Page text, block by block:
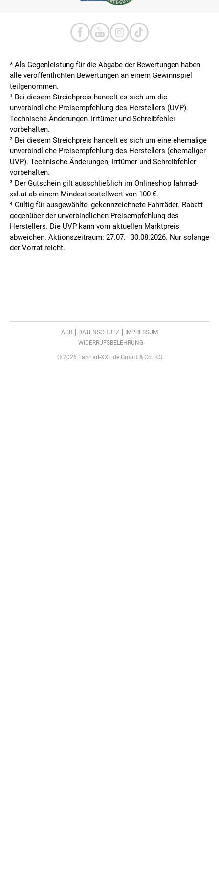
* Als Gegenleistung für die Abgabe der Bewertungen haben
alle veröffentlichten Bewertungen an einem Gewinnspiel
teilgenommen.
¹ Bei diesem Streichpreis handelt es sich um die
unverbindliche Preisempfehlung des Herstellers (UVP).
Technische Änderungen, Irrtümer und Schreibfehler
vorbehalten.
² Bei diesem Streichpreis handelt es sich um eine ehemalige
unverbindliche Preisempfehlung des Herstellers (ehemaliger
UVP). Technische Änderungen, Irrtümer und Schreibfehler
vorbehalten.
³ Der Gutschein gilt ausschließlich im Onlineshop fahrrad-
xxl.at ab einem Mindestbestellwert von 100 €.
⁴ Gültig für ausgewählte, gekennzeichnete Fahrräder. Rabatt
gegenüber der unverbindlichen Preisempfehlung des
Herstellers. Die UVP kann vom aktuellen Marktpreis
abweichen. Aktionszeitraum: 27.07.–30.08.2026. Nur solange
der Vorrat reicht.
AGB DATENSCHUTZ
IMPRESSUM
WIDERRUFSBELEHRUNG
© 2026 Fahrrad-XXL.de GmbH & Co. KG